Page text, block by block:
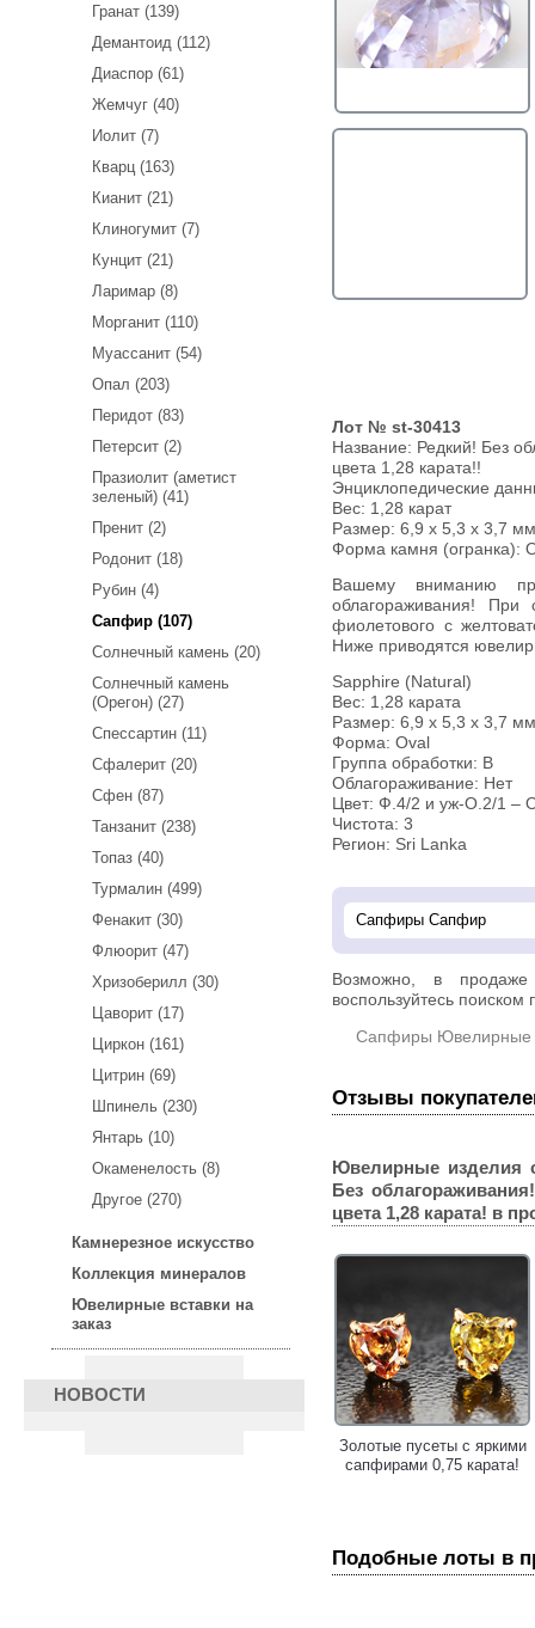
Гранат (139)
Демантоид (112)
Диаспор (61)
Жемчуг (40)
Иолит (7)
Кварц (163)
Кианит (21)
Клиногумит (7)
Кунцит (21)
Ларимар (8)
Морганит (110)
Муассанит (54)
Опал (203)
Перидот (83)
Петерсит (2)
Празиолит (аметист
зеленый) (41)
Пренит (2)
Родонит (18)
Рубин (4)
Сапфир (107)
Солнечный камень (20)
Солнечный камень
(Орегон) (27)
Спессартин (11)
Сфалерит (20)
Сфен (87)
Танзанит (238)
Топаз (40)
Турмалин (499)
Фенакит (30)
Флюорит (47)
Хризоберилл (30)
Цаворит (17)
Циркон (161)
Цитрин (69)
Шпинель (230)
Янтарь (10)
Окаменелость (8)
Другое (270)
Камнерезное искусство
Коллекция минералов
Ювелирные вставки на
заказ
НОВОСТИ
Лот № st-30413
Название: Редкий! Без
цвета 1,28 карата!!
Энциклопедические
Вес: 1,28 карат
Размер: 6,9 x 5,3 x 3,7
Форма камня (огранка):
Вашему вниманию предлагается редкий сапфир! Без
облагораживания!
фиолетового с
Ниже приводятся
Sapphire (Natural)
Вес: 1,28 карата
Размер: 6,9 х 5,3 х 3,7 мм
Форма: Oval
Группа обработки: В
Облагораживание: Нет
Цвет: Ф.4/2 и уж-О.2/1 –
Чистота: 3
Регион: Sri Lanka
Возможно, в
воспользуйтесь поиском
Сапфиры Ювелирные
Отзывы
Ювелирные изделия
Без
цвета 1,28 карата! в
Золотые пусеты с яркими
сапфирами 0,75 карата!
Подобные лоты в